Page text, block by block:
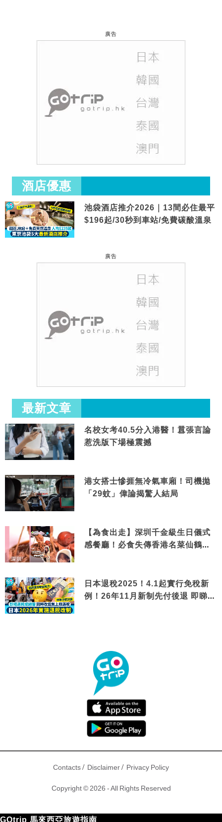
廣告
酒店優惠
池袋酒店推介2026｜13間必住最平
$196起/30秒到車站/免費碳酸溫泉
廣告
最新文章
名校女考40.5分入港醫！囂張言論
惹洗版下場極震撼
港女搭士慘捱無冷氣車廂！司機拋
「29蚊」偉論揭驚人結局
【為食出走】深圳千金級生日儀式
感餐廳！必食失傳香港名菜仙鶴神
日本退稅2025！4.1起實行免稅新
例！26年11月新制先付後退 即睇步
Contacts/ Disclaimer/ Privacy Policy
Copyright © 2026 - All Rights Reserved
GOtrip 馬來西亞旅遊指南